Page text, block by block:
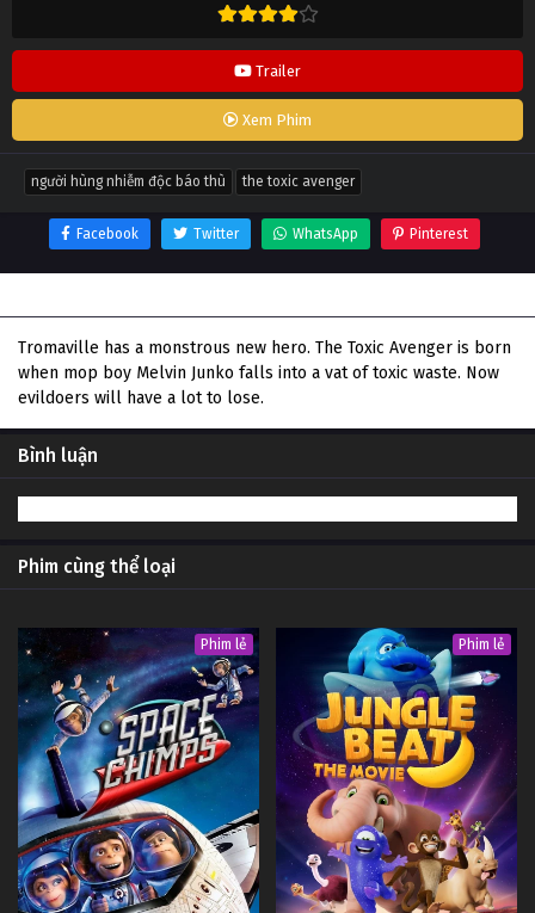
Trailer
Xem Phim
người hùng nhiễm độc báo thù the toxic avenger
Facebook Twitter WhatsApp Pinterest
Tromaville has a monstrous new hero. The Toxic Avenger is born
when mop boy Melvin Junko falls into a vat of toxic waste. Now
evildoers will have a lot to lose.
Bình luận
Phim cùng thể loại
Phim lẻ Phim lẻ